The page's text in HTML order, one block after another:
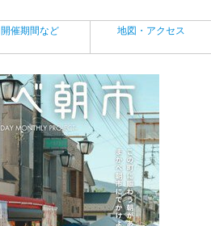
開催期間など 地図・アクセス